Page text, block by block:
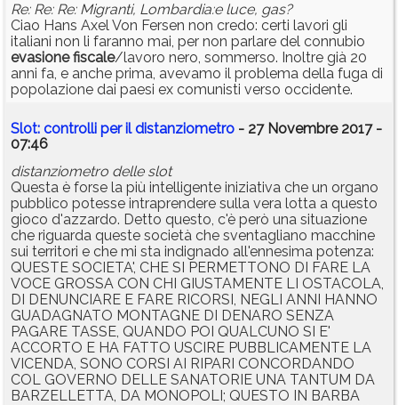
Re: Re: Re: Migranti, Lombardia:e luce, gas?
Ciao Hans Axel Von Fersen non credo: certi lavori gli
italiani non li faranno mai, per non parlare del connubio
evasione fiscale/lavoro nero, sommerso. Inoltre già 20
anni fa, e anche prima, avevamo il problema della fuga di
popolazione dai paesi ex comunisti verso occidente.
Slot: controlli per il distanziometro - 27 Novembre 2017 -
07:46
distanziometro delle slot
Questa è forse la più intelligente iniziativa che un organo
pubblico potesse intraprendere sulla vera lotta a questo
gioco d'azzardo. Detto questo, c'è però una situazione
che riguarda queste società che sventagliano macchine
sui territori e che mi sta indignado all'ennesima potenza:
QUESTE SOCIETA', CHE SI PERMETTONO DI FARE LA
VOCE GROSSA CON CHI GIUSTAMENTE LI OSTACOLA,
DI DENUNCIARE E FARE RICORSI, NEGLI ANNI HANNO
GUADAGNATO MONTAGNE DI DENARO SENZA
PAGARE TASSE, QUANDO POI QUALCUNO SI E'
ACCORTO E HA FATTO USCIRE PUBBLICAMENTE LA
VICENDA, SONO CORSI AI RIPARI CONCORDANDO
COL GOVERNO DELLE SANATORIE UNA TANTUM DA
BARZELLETTA, DA MONOPOLI; QUESTO IN BARBA